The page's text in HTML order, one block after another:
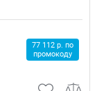
77 112 р. по
промокоду